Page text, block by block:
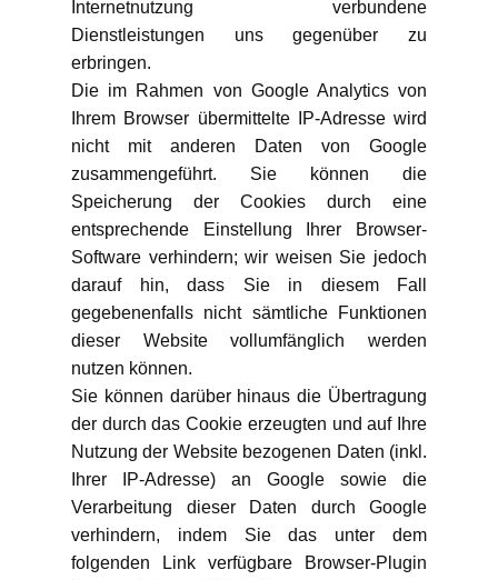
Internetnutzung verbundene
Dienstleistungen uns gegenüber zu
erbringen.
Die im Rahmen von Google Analytics von
Ihrem Browser übermittelte IP-Adresse wird
nicht mit anderen Daten von Google
zusammengeführt. Sie können die
Speicherung der Cookies durch eine
entsprechende Einstellung Ihrer Browser-
Software verhindern; wir weisen Sie jedoch
darauf hin, dass Sie in diesem Fall
gegebenenfalls nicht sämtliche Funktionen
dieser Website vollumfänglich werden
nutzen können.
Sie können darüber hinaus die Übertragung
der durch das Cookie erzeugten und auf Ihre
Nutzung der Website bezogenen Daten (inkl.
Ihrer IP-Adresse) an Google sowie die
Verarbeitung dieser Daten durch Google
verhindern, indem Sie das unter dem
folgenden Link verfügbare Browser-Plugin